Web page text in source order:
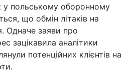
у польському оборонному
що обмін літаків на
Одначе заяви про
зацікавила аналітики
потенційних клієнтів на